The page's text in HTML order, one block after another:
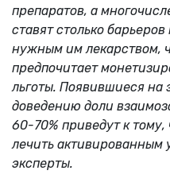
препаратов, а
ставят столько
нужным им лекарством,
предпочитает
льготы. Появившиеся на
доведению доли
60-70% приведут к тому,
лечить активированным
эксперты.